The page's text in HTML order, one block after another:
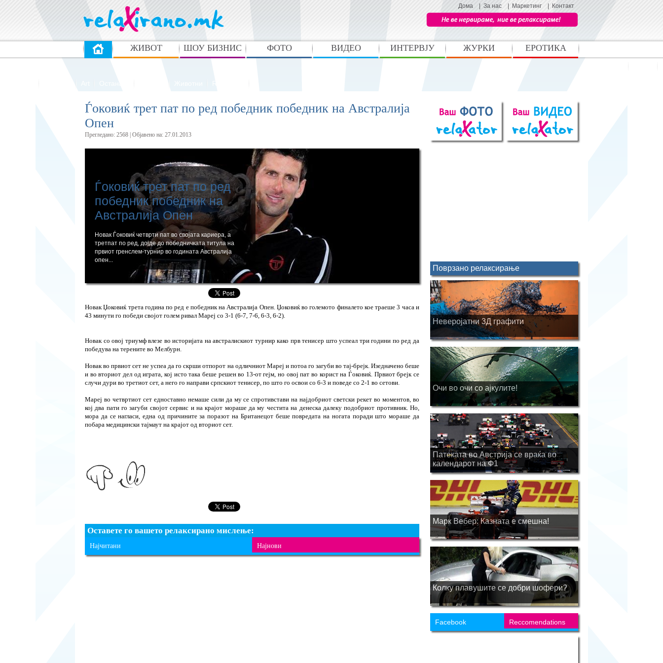
Дома За нас Маркетинг Контакт
ЖИВОТ ШОУ БИЗНИС ФОТО ВИДЕО ИНТЕРВЈУ ЖУРКИ ЕРОТИКА
Ѓоковиќ трет пат по ред победник победник на Австралија
Опен
Прегледано: 2568 | Oбјавено на: 27.01.2013
Ѓоковиќ трет пат по ред
победник победник на
Австралија Опен
Новак Ѓоковиќ четврти пат во својата кариера, а
третпат по ред, дојде до победничката титула на
првиот гренслем-турнир во годината Австралија
опен...
Новак Џоковиќ трета година по ред е победник на Австралија Опен. Џоковиќ во големото финалето кое траеше 3 часа и
43 минути го победи својот голем ривал Мареј со 3-1 (6-7, 7-6, 6-3, 6-2).
Новак со овој триумф влезе во историјата на австралискиот турнир како прв тенисер што успеал три години по ред да
победува на терените во Мелбурн.
Новак во првиот сет не успеа да го скрши отпорот на одличниот Мареј и потоа го загуби во тај-брејк. Изедначено беше
и во вториот дел од играта, кој исто така беше решен во 13-от гејм, но овој пат во корист на Ѓоковиќ. Првиот брејк се
случи дури во третиот сет, а него го направи српскиот тенисер, по што го освои со 6-3 и поведе со 2-1 во сетови.
Мареј во четвртиот сет едноставно немаше сили да му се спротивстави на најдобриот светски рекет во моментов, во
кој два пати го загуби својот сервис и на крајот мораше да му честита на денеска далеку подобриот противник. Но,
мора да се нагласи, една од причините за поразот на Британецот беше повредата на ногата поради што мораше да
побара медицински тајмаут на крајот од вториот сет.
Оставете го вашето релаксирано мислење:
Најчитани Најнови
Поврзано релаксирање
Неверојатни 3Д графити
Очи во очи со ајкулите!
Патеката во Австрија се враќа во
календарот на Ф1
Марк Вебер: Казната е смешна!
Колку плавушите се добри шофери?
Facebook Reccomendations